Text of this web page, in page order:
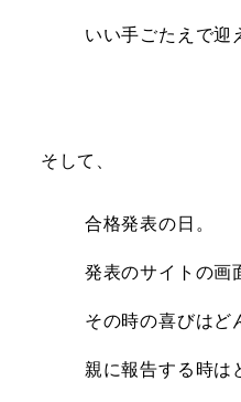
いい手ごたえで迎
そして、
合格発表の日。
発表のサイトの画
その時の喜びはど
親に報告する時は